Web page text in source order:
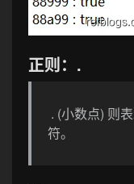
正则：.
. (小数点) 则
符。